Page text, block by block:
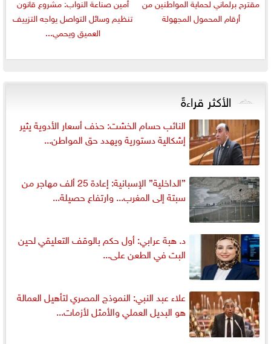
أرقام المحمول المجهولة
تنظيم وسائل التواصل يواجه التزييف
العميق ويحمي...
الأكثر قراءةً
النائب حسام الخشت: حذف أسعار الأدوية يثير
إشكالية دستورية ويهدد حق المواطن...
”الداخلية” الإسبانية: إعادة 25 ألف مهاجر من
سبتة إلى المغرب... وارتفاع حصيلة...
د. هبة عرابي: أول حكم بالوقف التعليقي لحين
البت في الطعن على...
علاء عبد النبي: النموذج المصري لتأهيل العمالة
هو البديل العملي والأمثل لأزمات...